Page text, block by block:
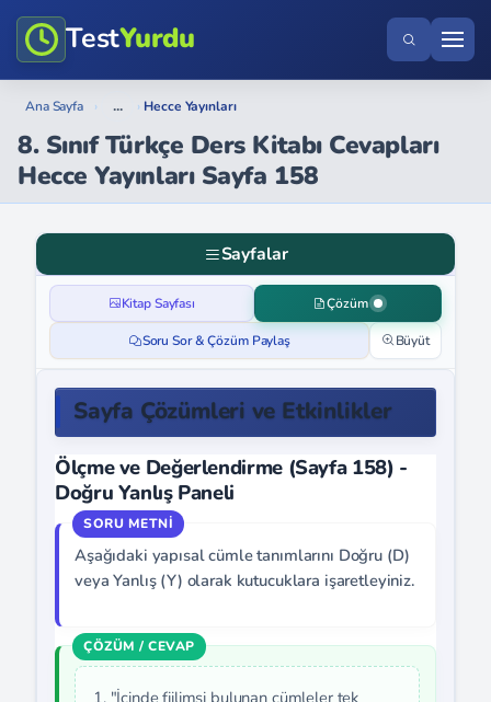
TestYurdu
Ana Sayfa › ... › Hecce Yayınları
8. Sınıf Türkçe Ders Kitabı Cevapları
Hecce Yayınları Sayfa 158
Sayfalar
Kitap Sayfası Çözüm
Soru Sor & Çözüm Paylaş Büyüt
Sayfa Çözümleri ve Etkinlikler
Ölçme ve Değerlendirme (Sayfa 158) -
Doğru Yanlış Paneli
Aşağıdaki yapısal cümle tanımlarını Doğru (D)
veya Yanlış (Y) olarak kutucuklara işaretleyiniz.
1. "İçinde fiilimsi bulunan cümleler tek